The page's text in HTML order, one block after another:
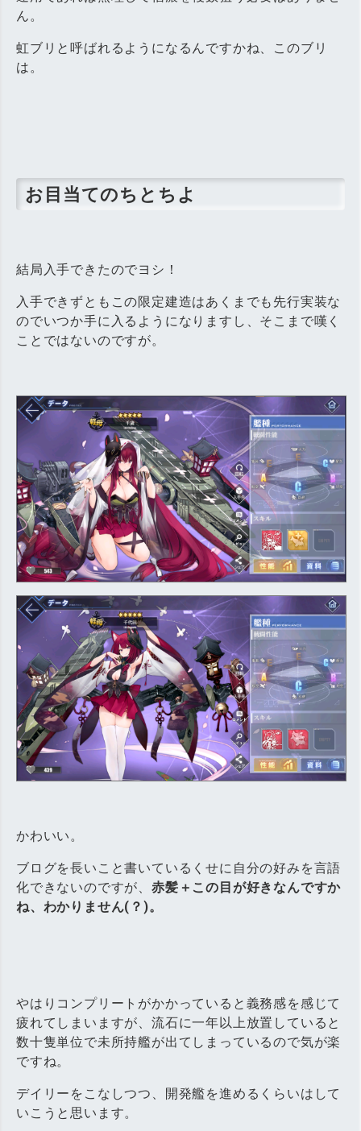
ん。
虹ブリと呼ばれるようになるんですかね、このブリ
は。
お目当てのちとちよ
結局入手できたのでヨシ！
入手できずともこの限定建造はあくまでも先行実装な
のでいつか手に入るようになりますし、そこまで嘆く
ことではないのですが。
かわいい。
ブログを長いこと書いているくせに自分の好みを言語
化できないのですが、 赤髪＋この目が好きなんですか
ね、わかりません(？)。
やはりコンプリートがかかっていると義務感を感じて
疲れてしまいますが、流石に一年以上放置していると
数十隻単位で未所持艦が出てしまっているので気が楽
ですね。
デイリーをこなしつつ、開発艦を進めるくらいはして
いこうと思います。